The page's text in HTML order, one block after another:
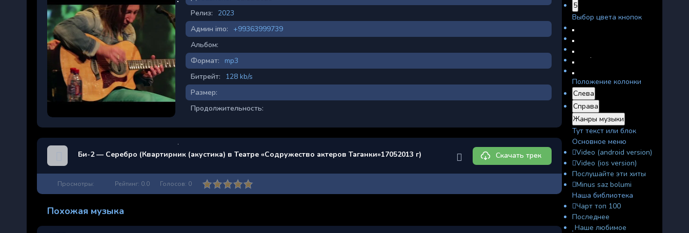
Релиз:
2023
Админ imo:
+99363999739
Альбом:
Формат:
mp3
Битрейт:
128 kb/s
Размер:
Продолжительность:
Би-2 — Серебро (Квартирник (акустика) в Театре «Содружество актеров Таганки»17052013 г) Скачать трек
Просмотры: Рейтинг: 0.0 Голосов: 0
Похожая музыка
5
Выбор цвета кнопок
Положение колонки
Слева
Справа
Жанры музыки
Тут текст или блок
Основное меню
Video (android version)
Video (ios version)
Послушайте эти хиты
Minus saz bolumi
Наша библиотека
Чарт топ 100
Последнее
Наше любимое